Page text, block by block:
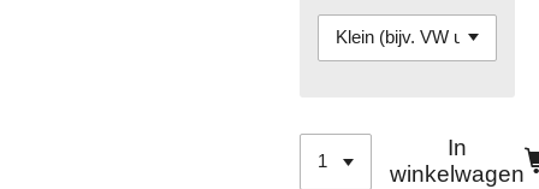
In
winkelwagen